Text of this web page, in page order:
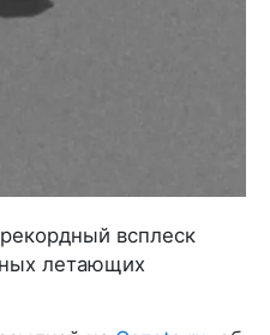
всплеск
летающих